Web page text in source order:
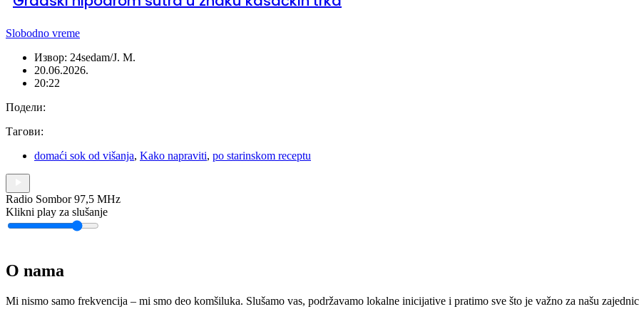
Slobodno vreme
Извор: 24sedam/J. M.
20.06.2026.
20:22
Подели:
Тагови:
domaći sok od višanja, Kako napraviti, po starinskom receptu
Radio Sombor 97,5 MHz
Klikni play za slušanje
O nama
Mi nismo samo frekvencija – mi smo deo komšiluka. Slušamo vas, podržavamo lokalne inicijative i pratimo sve što je važno za našu